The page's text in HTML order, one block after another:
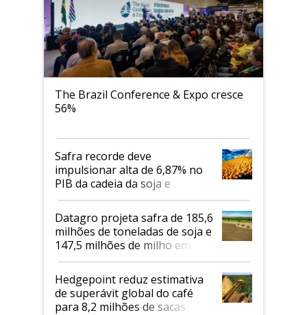
The Brazil Conference & Expo cresce
56%
Safra recorde deve
impulsionar alta de 6,87% no
PIB da cadeia da soja e
biodiesel em 2026
Datagro projeta safra de 185,6
milhões de toneladas de soja e
147,5 milhões de milho em
2026/27
Hedgepoint reduz estimativa
de superávit global do café
para 8,2 milhões de sacas